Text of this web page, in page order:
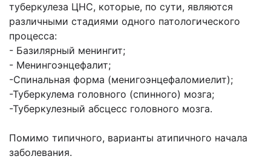
туберкулеза ЦНС, которые, по сути, являются
различными стадиями одного патологического
процесса:
- Базилярный менингит;
- Менингоэнцефалит;
-Спинальная форма (менигоэнцефаломиелит);
-Туберкулема головного (спинного) мозга;
-Туберкулезный абсцесс головного мозга.
Помимо типичного, варианты атипичного начала
заболевания.